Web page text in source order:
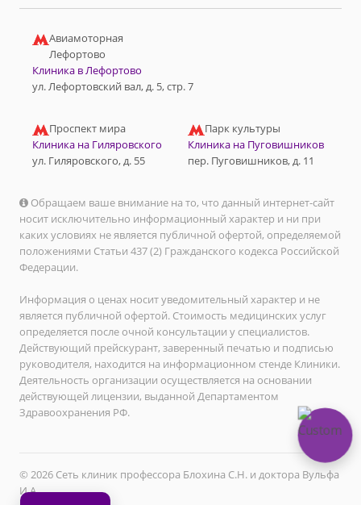
Авиамоторная
Лефортово
Клиника в Лефортово
ул. Лефортовский вал, д. 5, стр. 7
Проспект мира
Клиника на Гиляровского
ул. Гиляровского, д. 55
Парк культуры
Клиника на Пуговишников
пер. Пуговишников, д. 11
Обращаем ваше внимание на то, что данный интернет-сайт
носит исключительно информационный характер и ни при
каких условиях не является публичной офертой, определяемой
положениями Статьи 437 (2) Гражданского кодекса Российской
Федерации.
Информация о ценах носит уведомительный характер и не
является публичной офертой. Стоимость медицинских услуг
определяется после очной консультации у специалистов.
Действующий прейскурант, заверенный печатью и подписью
руководителя, находится на информационном стенде Клиники.
Деятельность организации осуществляется на основании
действующей лицензии, выданной Департаментом
Здравоохранения РФ.
© 2026 Сеть клиник профессора Блохина С.Н. и доктора Вульфа
И.А.